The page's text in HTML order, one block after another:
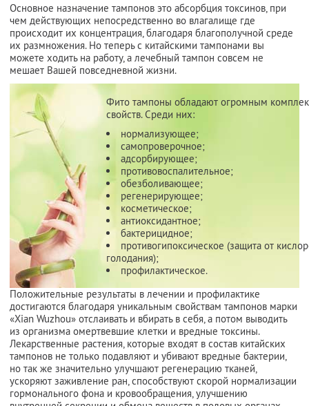
Основное назначение тампонов это абсорбция токсинов, при
чем действующих непосредственно во влагалище где
происходит их концентрация, благодаря благополучной среде
их размножения. Но теперь с китайскими тампонами вы
можете ходить на работу, а лечебный тампон совсем не
мешает Вашей повседневной жизни.
Фито тампоны обладают огромным
свойств. Среди них:
нормализующее;
самопроверочное;
адсорбирующее;
противовоспалительное;
обезболивающее;
регенерирующее;
косметическое;
антиоксидантное;
бактерицидное;
противогипоксическое (защита от
голодания);
профилактическое.
Положительные результаты в лечении и профилактике
достигаются благодаря уникальным свойствам тампонов марки
«Xian Wuzhou» отслаивать и вбирать в себя, а потом выводить
из организма омертвевшие клетки и вредные токсины.
Лекарственные растения, которые входят в состав китайских
тампонов не только подавляют и убивают вредные бактерии,
но так же значительно улучшают регенерацию тканей,
ускоряют заживление ран, способствуют скорой нормализации
гормонального фона и кровообращения, улучшению